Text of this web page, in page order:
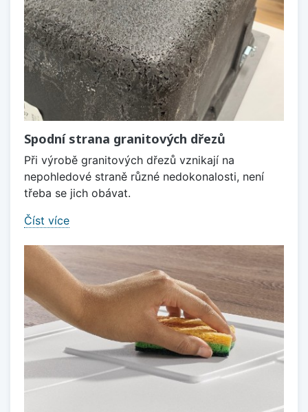
Spodní strana granitových dřezů
Při výrobě granitových dřezů vznikají na
nepohledové straně různé nedokonalosti, není
třeba se jich obávat.
Číst více